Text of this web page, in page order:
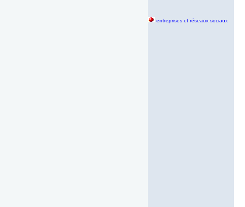
entreprises et réseaux sociaux